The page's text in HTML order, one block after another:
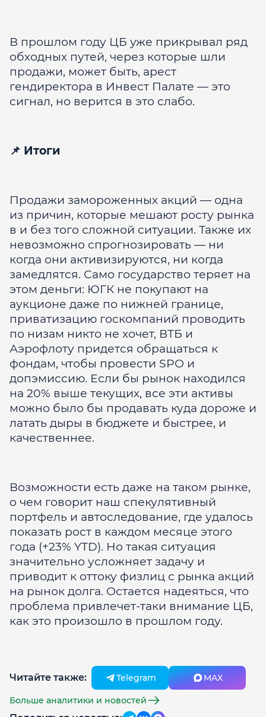
В прошлом году ЦБ уже прикрывал ряд
обходных путей, через которые шли
продажи, может быть, арест
гендиректора в Инвест Палате — это
сигнал, но верится в это слабо.
📌 Итоги
Продажи замороженных акций — одна
из причин, которые мешают росту рынка
в и без того сложной ситуации. Также их
невозможно спрогнозировать — ни
когда они активизируются, ни когда
замедлятся. Само государство теряет на
этом деньги: ЮГК не покупают на
аукционе даже по нижней границе,
приватизацию госкомпаний проводить
по низам никто не хочет, ВТБ и
Аэрофлоту придется обращаться к
фондам, чтобы провести SPO и
допэмиссию. Если бы рынок находился
на 20% выше текущих, все эти активы
можно было бы продавать куда дороже и
латать дыры в бюджете и быстрее, и
качественнее.
Возможности есть даже на таком рынке,
о чем говорит наш спекулятивный
портфель и автоследование, где удалось
показать рост в каждом месяце этого
года (+23% YTD). Но такая ситуация
значительно усложняет задачу и
приводит к оттоку физлиц с рынка акций
на рынок долга. Остается надеяться, что
проблема привлечет-таки внимание ЦБ,
как это произошло в прошлом году.
Читайте также: Telegram MAX
Больше аналитики и новостей